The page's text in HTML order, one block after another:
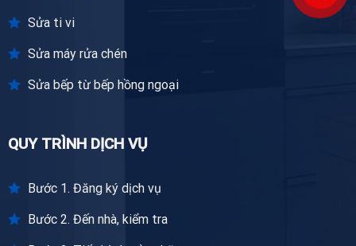
Sửa ti vi
Sửa máy rửa chén
Sửa bếp từ bếp hồng ngoại
QUY TRÌNH DỊCH VỤ
Bước 1. Đăng ký dịch vụ
Bước 2. Đến nhà, kiểm tra